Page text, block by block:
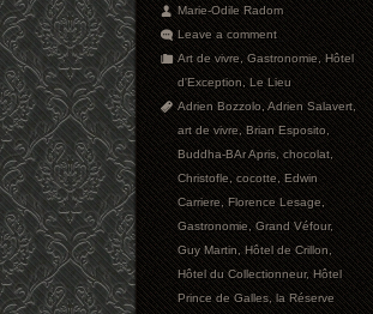
Marie-Odile Radom
Leave a comment
Art de vivre,Gastronomie,Hôtel
d'Exception,Le Lieu
Adrien Bozzolo,Adrien Salavert,
art de vivre,Brian Esposito,
Buddha-BAr Apris,chocolat,
Christofle,cocotte,Edwin
Carriere,Florence Lesage,
Gastronomie,Grand Véfour,
Guy Martin,Hôtel de Crillon,
Hôtel du Collectionneur,Hôtel
Prince de Galles,la Réserve